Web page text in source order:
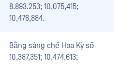
8.893.253; 10,075,415;
10,476,884.
Bằng sáng chế Hoa Kỳ số
10,387,351; 10,474,613;